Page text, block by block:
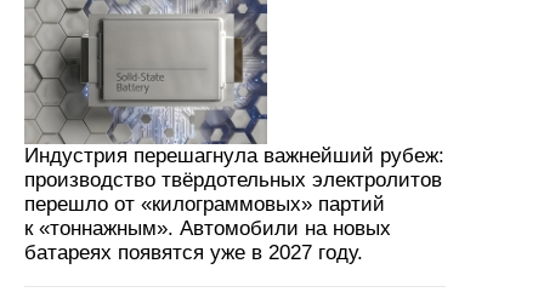
Индустрия перешагнула важнейший рубеж:
производство твёрдотельных электролитов
перешло от «килограммовых» партий
к «тоннажным». Автомобили на новых
батареях появятся уже в 2027 году.